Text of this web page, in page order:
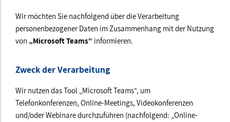
Wir möchten Sie nachfolgend über die Verarbeitung
personenbezogener Daten im Zusammenhang mit der Nutzung
von „Microsoft Teams“ informieren.
Zweck der Verarbeitung
Wir nutzen das Tool „Microsoft Teams“, um
Telefonkonferenzen, Online-Meetings, Videokonferenzen
und/oder Webinare durchzuführen (nachfolgend: „Online-